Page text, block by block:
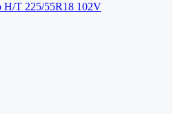
H/T 225/55R18 102V